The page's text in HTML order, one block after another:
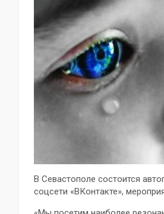
В Севастополе состоится
соцсети «ВКонтакте»,